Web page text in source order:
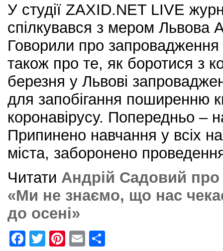
У студії ZAXID.NET LIVE
спілкувався з мером Львова
Говорили про запровадження
також про те, як боротися з
березня у Львові
для запобігання поширенню
коронавірусу. Попередньо –
Припинено навчання у всіх
міста, заборонено
Читати Андрій Садовий про
«Ми не знаємо, що нас
до осені»
F
T
Pi E